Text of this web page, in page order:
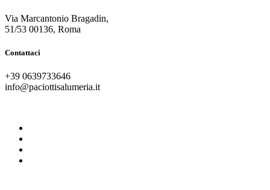
Via Marcantonio Bragadin,
51/53 00136, Roma
Contattaci
+39 0639733646
info@paciottisalumeria.it